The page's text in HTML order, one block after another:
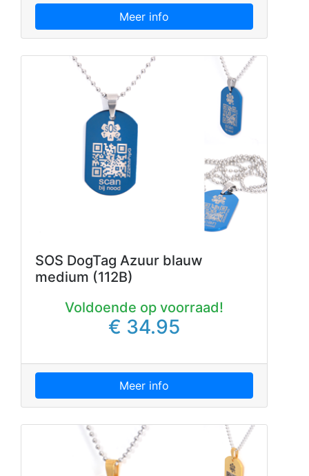
Meer info
SOS DogTag Azuur blauw
medium (112B)
Voldoende op voorraad!
€ 34.95
Meer info